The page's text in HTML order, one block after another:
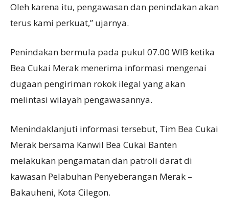
Oleh karena itu, pengawasan dan penindakan akan
terus kami perkuat,” ujarnya.
Penindakan bermula pada pukul 07.00 WIB ketika
Bea Cukai Merak menerima informasi mengenai
dugaan pengiriman rokok ilegal yang akan
melintasi wilayah pengawasannya.
Menindaklanjuti informasi tersebut, Tim Bea Cukai
Merak bersama Kanwil Bea Cukai Banten
melakukan pengamatan dan patroli darat di
kawasan Pelabuhan Penyeberangan Merak –
Bakauheni, Kota Cilegon.